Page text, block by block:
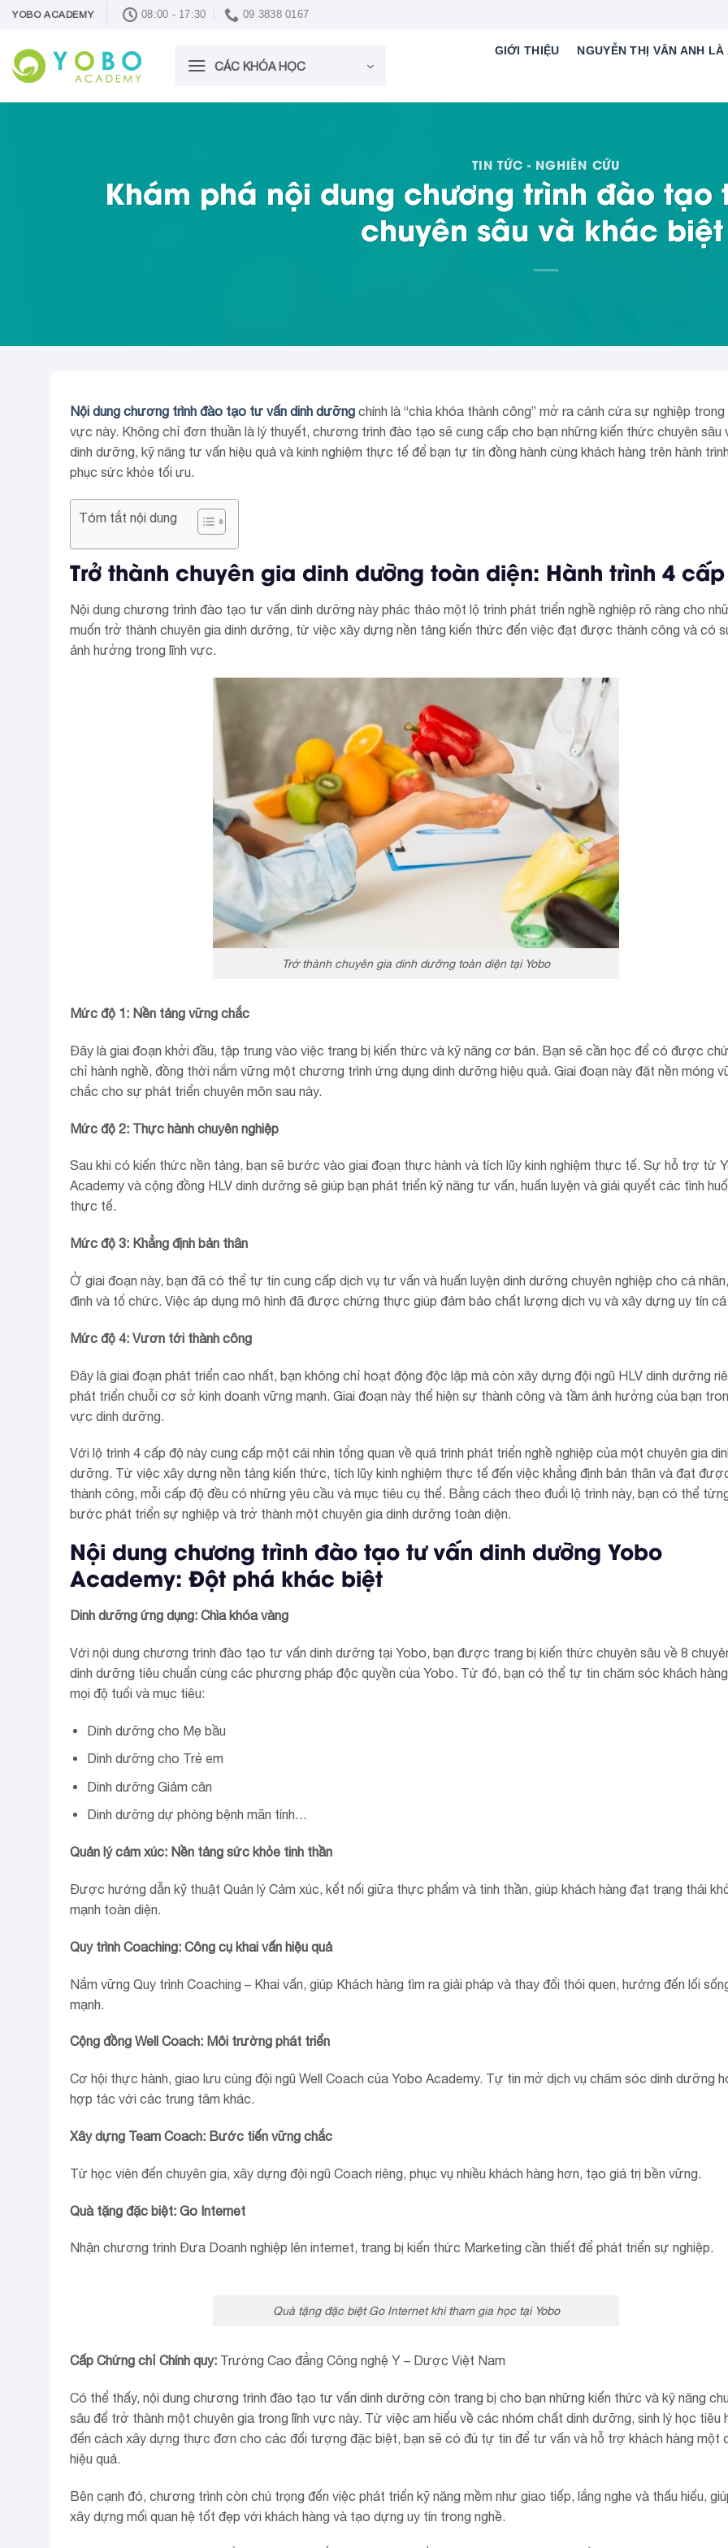
Skip
content
YOBO ACADEMY 08:00 - 17:30 09 3838 0167
CÁC KHÓA HỌC
GIỚI THIỆU NGUYỄN THỊ VÂN ANH LÀ
TIN TỨC - NGHIÊN CỨU
Khám phá nội dung chương trình đào tạo
chuyên sâu và khác biệt
Nội dung chương trình đào tạo tư vấn dinh dưỡng chính là “chìa khóa thành công” mở ra cánh cửa sự nghiệp trong
vực này. Không chỉ đơn thuần là lý thuyết, chương trình đào tạo sẽ cung cấp cho bạn những kiến thức chuyên sâu
dinh dưỡng, kỹ năng tư vấn hiệu quả và kinh nghiệm thực tế để bạn tự tin đồng hành cùng khách hàng trên hành
phục sức khỏe tối ưu.
Tóm tắt nội dung
Trở thành chuyên gia dinh dưỡng toàn diện: Hành trình 4
Nội dung chương trình đào tạo tư vấn dinh dưỡng này phác thảo một lộ trình phát triển nghề nghiệp rõ ràng cho
muốn trở thành chuyên gia dinh dưỡng, từ việc xây dựng nền tảng kiến thức đến việc đạt được thành công và có
ảnh hưởng trong lĩnh vực.
Trở thành chuyên gia dinh dưỡng toàn diện tại Yobo
Mức độ 1: Nền tảng vững chắc
Đây là giai đoạn khởi đầu, tập trung vào việc trang bị kiến thức và kỹ năng cơ bản. Bạn sẽ cần học để có được
chỉ hành nghề, đồng thời nắm vững một chương trình ứng dụng dinh dưỡng hiệu quả. Giai đoạn này đặt nền móng
chắc cho sự phát triển chuyên môn sau này.
Mức độ 2: Thực hành chuyên nghiệp
Sau khi có kiến thức nền tảng, bạn sẽ bước vào giai đoạn thực hành và tích lũy kinh nghiệm thực tế. Sự hỗ trợ từ
Academy và cộng đồng HLV dinh dưỡng sẽ giúp bạn phát triển kỹ năng tư vấn, huấn luyện và giải quyết các tình
thực tế.
Mức độ 3: Khẳng định bản thân
Ở giai đoạn này, bạn đã có thể tự tin cung cấp dịch vụ tư vấn và huấn luyện dinh dưỡng chuyên nghiệp cho cá
đình và tổ chức. Việc áp dụng mô hình đã được chứng thực giúp đảm bảo chất lượng dịch vụ và xây dựng uy tín cá
Mức độ 4: Vươn tới thành công
Đây là giai đoạn phát triển cao nhất, bạn không chỉ hoạt động độc lập mà còn xây dựng đội ngũ HLV dinh dưỡng
phát triển chuỗi cơ sở kinh doanh vững mạnh. Giai đoạn này thể hiện sự thành công và tầm ảnh hưởng của bạn
vực dinh dưỡng.
Với lộ trình 4 cấp độ này cung cấp một cái nhìn tổng quan về quá trình phát triển nghề nghiệp của một chuyên gia
dưỡng. Từ việc xây dựng nền tảng kiến thức, tích lũy kinh nghiệm thực tế đến việc khẳng định bản thân và đạt
thành công, mỗi cấp độ đều có những yêu cầu và mục tiêu cụ thể. Bằng cách theo đuổi lộ trình này, bạn có thể
bước phát triển sự nghiệp và trở thành một chuyên gia dinh dưỡng toàn diện.
Nội dung chương trình đào tạo tư vấn dinh dưỡng Yobo
Academy: Đột phá khác biệt
Dinh dưỡng ứng dụng: Chìa khóa vàng
Với nội dung chương trình đào tạo tư vấn dinh dưỡng tại Yobo, bạn được trang bị kiến thức chuyên sâu về 8
dinh dưỡng tiêu chuẩn cùng các phương pháp độc quyền của Yobo. Từ đó, bạn có thể tự tin chăm sóc khách
mọi độ tuổi và mục tiêu:
Dinh dưỡng cho Mẹ bầu
Dinh dưỡng cho Trẻ em
Dinh dưỡng Giảm cân
Dinh dưỡng dự phòng bệnh mãn tính…
Quản lý cảm xúc: Nền tảng sức khỏe tinh thần
Được hướng dẫn kỹ thuật Quản lý Cảm xúc, kết nối giữa thực phẩm và tinh thần, giúp khách hàng đạt trạng thái
mạnh toàn diện.
Quy trình Coaching: Công cụ khai vấn hiệu quả
Nắm vững Quy trình Coaching – Khai vấn, giúp Khách hàng tìm ra giải pháp và thay đổi thói quen, hướng đến lối
mạnh.
Cộng đồng Well Coach: Môi trường phát triển
Cơ hội thực hành, giao lưu cùng đội ngũ Well Coach của Yobo Academy. Tự tin mở dịch vụ chăm sóc dinh dưỡng
hợp tác với các trung tâm khác.
Xây dựng Team Coach: Bước tiến vững chắc
Từ học viên đến chuyên gia, xây dựng đội ngũ Coach riêng, phục vụ nhiều khách hàng hơn, tạo giá trị bền vững.
Quà tặng đặc biệt: Go Internet
Nhận chương trình Đưa Doanh nghiệp lên internet, trang bị kiến thức Marketing cần thiết để phát triển sự nghiệp.
Quà tặng đặc biệt Go Internet khi tham gia học tại Yobo
Cấp Chứng chỉ Chính quy: Trường Cao đẳng Công nghệ Y – Dược Việt Nam
Có thể thấy, nội dung chương trình đào tạo tư vấn dinh dưỡng còn trang bị cho bạn những kiến thức và kỹ năng
sâu để trở thành một chuyên gia trong lĩnh vực này. Từ việc am hiểu về các nhóm chất dinh dưỡng, sinh lý học tiêu
đến cách xây dựng thực đơn cho các đối tượng đặc biệt, bạn sẽ có đủ tự tin để tư vấn và hỗ trợ khách hàng một
hiệu quả.
Bên cạnh đó, chương trình còn chú trọng đến việc phát triển kỹ năng mềm như giao tiếp, lắng nghe và thấu hiểu,
xây dựng mối quan hệ tốt đẹp với khách hàng và tạo dựng uy tín trong nghề.